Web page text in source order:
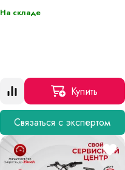
На складе
Купить
Связаться с экспертом